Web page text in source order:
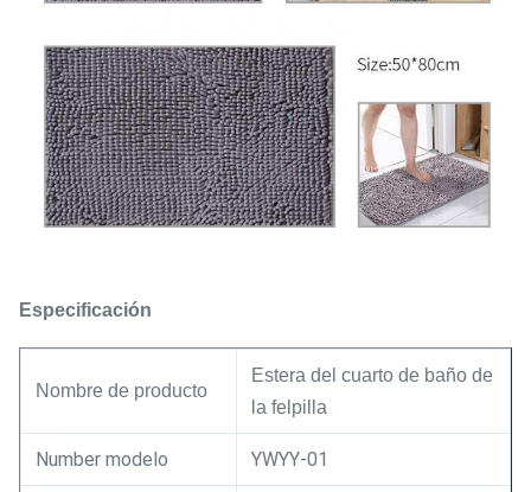
Especificación
Nombre de producto
Estera del cuarto de baño de
la felpilla
Number modelo YWYY-01